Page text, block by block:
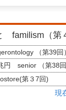
familism（第
（第39回
円 senior （第38
第３7回)
現